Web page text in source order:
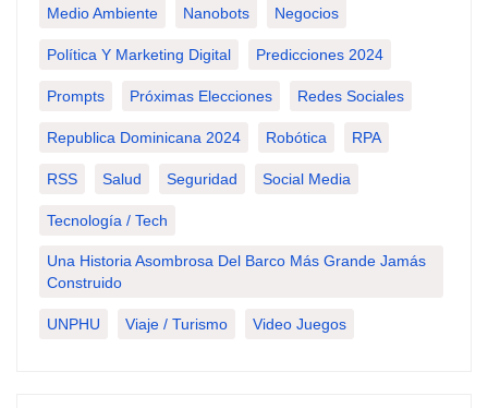
Medio Ambiente Nanobots Negocios
Política Y Marketing Digital Predicciones 2024
Prompts Próximas Elecciones Redes Sociales
Republica Dominicana 2024 Robótica RPA
RSS Salud Seguridad Social Media
Tecnología / Tech
Una Historia Asombrosa Del Barco Más Grande Jamás
Construido
UNPHU Viaje / Turismo Video Juegos